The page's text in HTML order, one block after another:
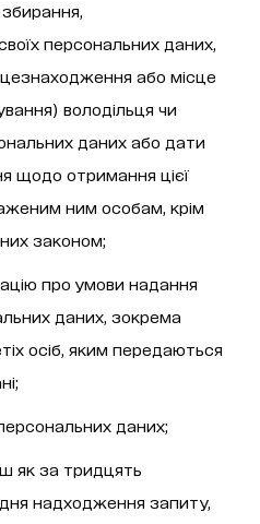
персональних даних,
або місце
володільця чи
даних або дати
щодо отримання цієї
ним особам, крім
законом;
про умови надання
даних, зокрема
осіб, яким передаються
даних;
як за тридцять
надходження запиту,